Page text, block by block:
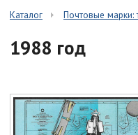
Каталог Почтовые марки:
1988 год